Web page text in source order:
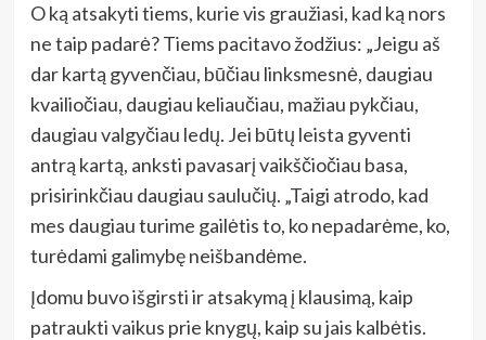
O ką atsakyti tiems, kurie vis graužiasi, kad ką nors
ne taip padarė? Tiems pacitavo žodžius: „Jeigu aš
dar kartą gyvenčiau, būčiau linksmesnė, daugiau
kvailiočiau, daugiau keliaučiau, mažiau pykčiau,
daugiau valgyčiau ledų. Jei būtų leista gyventi
antrą kartą, anksti pavasarį vaikščiočiau basa,
prisirinkčiau daugiau saulučių. „Taigi atrodo, kad
mes daugiau turime gailėtis to, ko nepadarėme, ko,
turėdami galimybę neišbandėme.
Įdomu buvo išgirsti ir atsakymą į klausimą, kaip
patraukti vaikus prie knygų, kaip su jais kalbėtis.